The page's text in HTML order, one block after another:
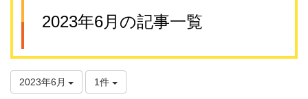
2023年6月の記事一覧
2023年6月 1件